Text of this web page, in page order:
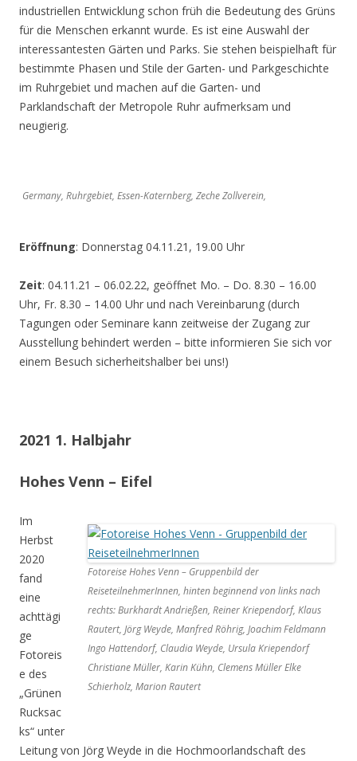
industriellen Entwicklung schon früh die Bedeutung des Grüns
für die Menschen erkannt wurde. Es ist eine Auswahl der
interessantesten Gärten und Parks. Sie stehen beispielhaft für
bestimmte Phasen und Stile der Garten- und Parkgeschichte
im Ruhrgebiet und machen auf die Garten- und
Parklandschaft der Metropole Ruhr aufmerksam und
neugierig.
Germany, Ruhrgebiet, Essen-Katernberg, Zeche Zollverein,
Eröffnung: Donnerstag 04.11.21, 19.00 Uhr
Zeit: 04.11.21 – 06.02.22, geöffnet Mo. – Do. 8.30 – 16.00
Uhr, Fr. 8.30 – 14.00 Uhr und nach Vereinbarung (durch
Tagungen oder Seminare kann zeitweise der Zugang zur
Ausstellung behindert werden – bitte informieren Sie sich vor
einem Besuch sicherheitshalber bei uns!)
2021 1. Halbjahr
Hohes Venn – Eifel
Fotoreise Hohes Venn – Gruppenbild der
ReiseteilnehmerInnen, hinten beginnend von links nach
rechts: Burkhardt Andrießen, Reiner Kriependorf, Klaus
Rautert, Jörg Weyde, Manfred Röhrig, Joachim Feldmann
Ingo Hattendorf, Claudia Weyde, Ursula Kriependorf
Christiane Müller, Karin Kühn, Clemens Müller Elke
Schierholz, Marion Rautert
Im
Herbst
2020
fand
eine
achttägi
ge
Fotoreis
e des
„Grünen
Rucksac
ks“ unter
Leitung von Jörg Weyde in die Hochmoorlandschaft des